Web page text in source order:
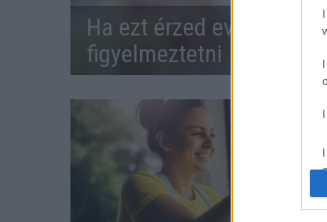
Ha ezt érzed evés után,
figyelmeztetni